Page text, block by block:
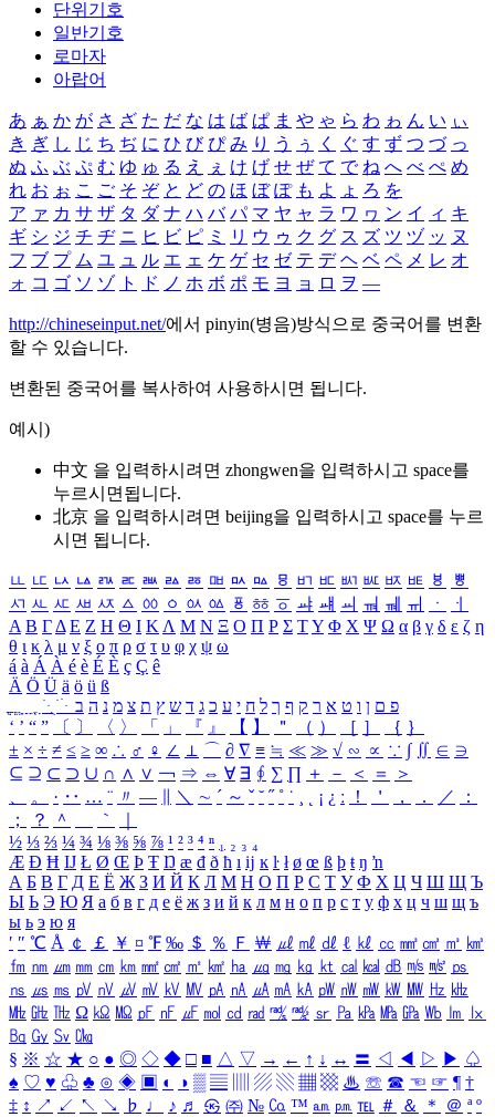
단위기호
일반기호
로마자
아랍어
あ ぁ か が さ ざ た だ な は ば ぱ ま や ゃ ら わ ゎ ん い ぃ
き ぎ し じ ち ぢ に ひ び ぴ み り う ぅ く ぐ す ず つ づ っ
ぬ ふ ぶ ぷ む ゆ ゅ る え ぇ け げ せ ぜ て で ね へ べ ぺ め
れ お ぉ こ ご そ ぞ と ど の ほ ぼ ぽ も よ ょ ろ を
ア ァ カ サ ザ タ ダ ナ ハ バ パ マ ヤ ャ ラ ワ ヮ ン イ ィ キ
ギ シ ジ チ ヂ ニ ヒ ビ ピ ミ リ ウ ゥ ク グ ス ズ ツ ヅ ッ ヌ
フ ブ プ ム ユ ュ ル エ ェ ケ ゲ セ ゼ テ デ ヘ ベ ペ メ レ オ
ォ コ ゴ ソ ゾ ト ド ノ ホ ボ ポ モ ヨ ョ ロ ヲ ―
http://chineseinput.net/에서 pinyin(병음)방식으로 중국어를 변환
할 수 있습니다.
변환된 중국어를 복사하여 사용하시면 됩니다.
예시)
中文 을 입력하시려면 zhongwen을 입력하시고 space를
누르시면됩니다.
北京 을 입력하시려면 beijing을 입력하시고 space를 누르
시면 됩니다.
ㅥ ㅦ ㅧ ㅨ ㅩ ㅪ ㅫ ㅬ ㅭ ㅮ ㅯ ㅰ ㅱ ㅲ ㅳ ㅴ ㅵ ㅶ ㅷ ㅸ
ㅹ
ㅺ ㅻ ㅼ ㅽ ㅾ ㅿ ㆀ ㆁ ㆂ ㆃ ㆄ ㆅ ㆆ ㆇ ㆈ ㆉ ㆊ ㆋ ㆌ ㆍ
ㆎ
Α Β ΓΔ Ε Ζ Η Θ Ι ΚΛ Μ Ν Ξ Ο Π Ρ Σ ΤΥ Φ Χ Ψ Ω α β γ δ ε ζ η
θ ι κ λ μ ν ξ ο π ρ σ τ υ φ χ ψ ω
á à Á À é è É È ç Ç ê
Ä Ö Ü ä ö ü ß
ִֶֹ ֻּ ׁׂ פ ם ן ו ט א ר ק ף ך ל ח י ע כ ג ד ש ץ ת צ מ נ ה ב
‘ ’ “ ” 〔 〕 〈 〉 「 」 『 』 【 】 ＂ （ ） ［ ］ ｛ ｝
± × ÷ ≠ ≤ ≥ ∞ ∴ ♂ ♀ ∠ ⊥ ⌒ ∂ ∇ ≡ ≒ ≪ ≫ √ ∽ ∝ ∵ ∫ ∬ ∈ ∋
⊆ ⊇ ⊂ ⊃ ∪ ∩ ∧ ∨ ￢ ⇒ ⇔ ∀ ∃ ∮ ∑ ∏ ＋ － ＜ ＝
＞
、
。 · ‥ … ¨ 〃 ― ＼ ∼ ´ ～ ˇ ˘ ˝ ˚ ˙ ¸ ¡ ¿ ː ！ ＇ ， ． ／
：
；
？ ＾ ｀
½ ⅓ ⅔ ¼ ¾ ⅛ ⅜ ⅝ ⅞ ¹ ² ³ ⁴ ⁿ ₁ ₂ ₃ ₄
Æ Ð Ħ Ĳ Ł Ø Œ Þ Ŧ Ŋ æ đ ð ħ ı ĳ ĸ ŀ ł ø œ ß þ ŧ ŋ ŉ
А Б В Г Д Е Ё Ж З И Й К Л М Н О П Р С Т У Ф Х Ц Ч Ш Щ Ъ
Ы Ь Э Ю Я а б в г д е ё ж з и й к л м н о п р с т у ф х ц ч ш щ ъ
ы ь э ю я
′ ″ ℃ Å ￠ ￡ ￥ ¤ ℉ ‰ ＄ ％ Ｆ ￦ ㎕ ㎖ ㎗ ℓ ㎘ ㏄ ㎣ ㎤ ㎥ ㎦
㎙ ㎚ ㎛ ㎜ ㎝ ㎞ ㎟ ㎠ ㎡ ㎢ ㏊ ㎍ ㎎ ㎏ ㏏ ㎈ ㎉ ㏈ ㎧ ㎨ ㎰
㎱ ㎲ ㎳ ㎴ ㎵ ㎶ ㎷ ㎸ ㎹ ㎀ ㎁ ㎂ ㎃ ㎄ ㎺ ㎻ ㎽ ㎾ ㎿ ㎐ ㎑
㎒ ㎓ ㎔ Ω ㏀ ㏁ ㎊ ㎋ ㎌ ㏖ ㏅ ㎭ ㎮ ㎯ ㏛ ㎩ ㎪ ㎫ ㎬ ㏝ ㏐
㏓
㏃ ㏉ ㏜ ㏆
§ ※ ☆ ★ ○ ● ◎ ◇ ◆ □ ■ △ ▽ → ← ↑ ↓ ↔ 〓 ◁ ◀ ▷ ▶ ♤
♠ ♡ ♥ ♧ ♣ ⊙ ◈ ▣ ◐ ◑ ▒ ▤ ▨ ▧ ▦ ▩ ♨ ☏ ☎ ☜ ☞ ¶ †
‡ ↕ ↗ ↙ ↖ ↘ ♭ ♩ ♪ ♬ ㉿ ㈜ № ㏇ ™ ㏂ ㏘ ℡ ＃ ＆ ＊ ＠ ª º